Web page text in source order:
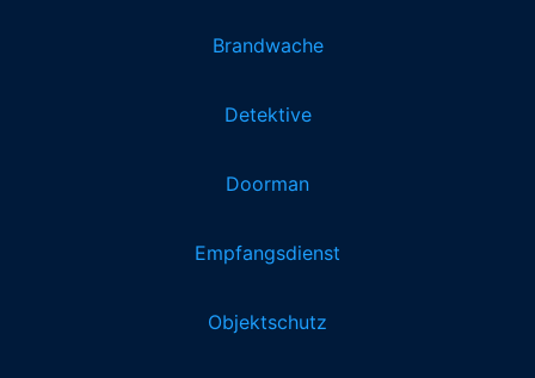
Brandwache
Detektive
Doorman
Empfangsdienst
Objektschutz